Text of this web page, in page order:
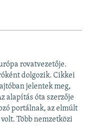
rovatvezetője.
dolgozik. Cikkei
jelentek meg,
alapítás óta szerzője
portálnak, az elmúlt
Több nemzetközi